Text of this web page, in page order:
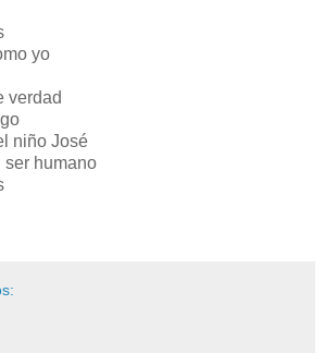
yo
verdad
niño José
ser humano